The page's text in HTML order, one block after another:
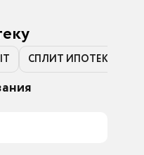
IT СПЛИТ ИПОТЕКА